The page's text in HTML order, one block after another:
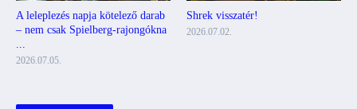
A leleplezés napja kötelező darab
– nem csak Spielberg-rajongókna
...
2026.07.05.
Shrek visszatér!
2026.07.02.